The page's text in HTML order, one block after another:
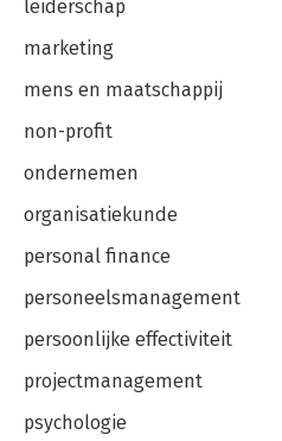
leiderschap
marketing
mens en maatschappij
non-profit
ondernemen
organisatiekunde
personal finance
personeelsmanagement
persoonlijke effectiviteit
projectmanagement
psychologie